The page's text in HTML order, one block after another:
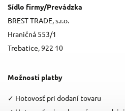
Sídlo firmy/Prevádzka
BREST TRADE, s.r.o.
Hraničná 553/1
Trebatice, 922 10
Možnosti platby
✓ Hotovosť pri dodaní tovaru